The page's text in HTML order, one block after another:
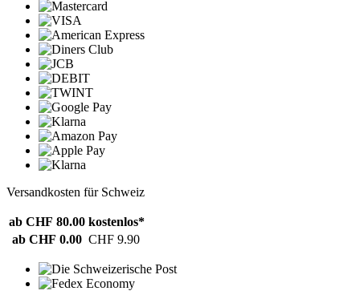
Versandkosten für Schweiz
ab CHF 80.00 kostenlos*
ab CHF 0.00 CHF 9.90